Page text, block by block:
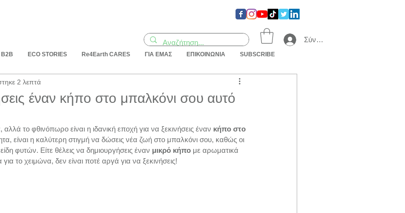
Σύνδεση
B2B ECO STORIES Re4Earth CARES ΓΙΑ ΕΜΑΣ ΕΠΙΚΟΙΝΩΝΙΑ SUBSCRIBE
έναν κήπο στο μπαλκόνι σου αυτό
2 λεπτά
αλλά το φθινόπωρο είναι η ιδανική εποχή για να ξεκινήσεις έναν κήπο στο
είναι η καλύτερη στιγμή να δώσεις νέα ζωή στο μπαλκόνι σου, καθώς οι
φυτών. Είτε θέλεις να δημιουργήσεις έναν μικρό κήπο με αρωματικά
το χειμώνα, δεν είναι ποτέ αργά για να ξεκινήσεις!